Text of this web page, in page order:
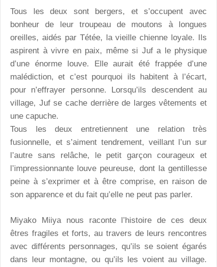
Tous les deux sont bergers, et s’occupent avec
bonheur de leur troupeau de moutons à longues
oreilles, aidés par Tétée, la vieille chienne loyale. Ils
aspirent à vivre en paix, même si Juf a le physique
d’une énorme louve. Elle aurait été frappée d’une
malédiction, et c’est pourquoi ils habitent à l’écart,
pour n’effrayer personne. Lorsqu’ils descendent au
village, Juf se cache derrière de larges vêtements et
une capuche.
Tous les deux entretiennent une relation très
fusionnelle, et s’aiment tendrement, veillant l’un sur
l’autre sans relâche, le petit garçon courageux et
l’impressionnante louve peureuse, dont la gentillesse
peine à s’exprimer et à être comprise, en raison de
son apparence et du fait qu’elle ne peut pas parler.
Miyako Miiya nous raconte l’histoire de ces deux
êtres fragiles et forts, au travers de leurs rencontres
avec différents personnages, qu’ils se soient égarés
dans leur montagne, ou qu’ils les voient au village.